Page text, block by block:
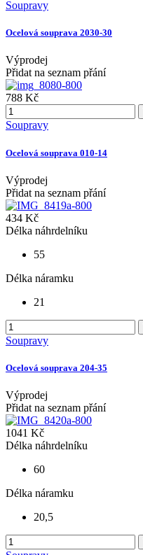
Soupravy
Ocelová souprava 2030-30
Výprodej
Přidat na seznam přání
788 Kč
Soupravy
Ocelová souprava 010-14
Výprodej
Přidat na seznam přání
434 Kč
Délka náhrdelníku
55
Délka náramku
21
Soupravy
Ocelová souprava 204-35
Výprodej
Přidat na seznam přání
1041 Kč
Délka náhrdelníku
60
Délka náramku
20,5